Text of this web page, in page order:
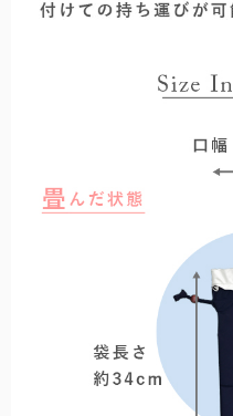
ワンタッチで瞬時に開閉可能。
秋冬も降り注ぐ紫外線対策に。
こちらから全てのアームカバ
日焼け止めを塗り忘れがちな
全ての
こちらから全てのUVカットウ